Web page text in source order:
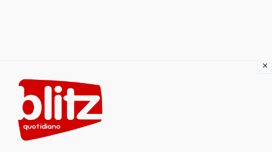
content
×